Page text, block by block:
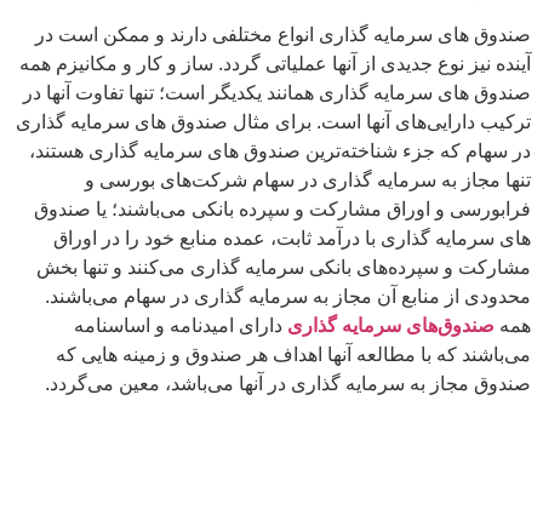
صندوق های سرمایه گذاری انواع مختلفی دارند و ممکن است در
آینده نیز نوع جدیدی از آنها عملیاتی گردد. ساز و کار و مکانیزم همه
صندوق های سرمایه گذاری همانند یکدیگر است؛ تنها تفاوت آنها در
ترکیب دارایی‌های آنها است. برای مثال صندوق های سرمایه گذاری
در سهام که جزء شناخته‌ترین صندوق های سرمایه گذاری هستند،
تنها مجاز به سرمایه گذاری در سهام شرکت‌های بورسی و
فرابورسی و اوراق مشارکت و سپرده بانکی می‌باشند؛ یا صندوق
های سرمایه گذاری با درآمد ثابت، عمده منابع خود را در اوراق
مشارکت و سپرده‌های بانکی سرمایه گذاری می‌کنند و تنها بخش
محدودی از منابع آن مجاز به سرمایه گذاری در سهام می‌باشند.
همهصندوق‌های سرمایه گذاریدارای امیدنامه و اساسنامه
می‌باشند که با مطالعه آنها اهداف هر صندوق و زمینه هایی که
صندوق مجاز به سرمایه گذاری در آنها می‌باشد، معین می‌گردد.